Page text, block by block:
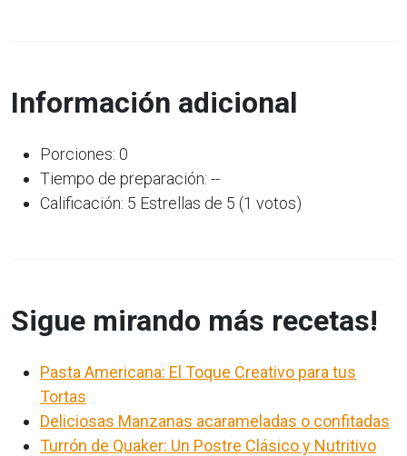
Información adicional
Porciones: 0
Tiempo de preparación: --
Calificación: 5 Estrellas de 5 (1 votos)
Sigue mirando más recetas!
Pasta Americana: El Toque Creativo para tus
Tortas
Deliciosas Manzanas acarameladas o confitadas
Turrón de Quaker: Un Postre Clásico y Nutritivo